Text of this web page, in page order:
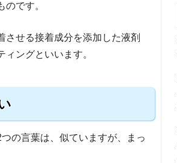
です。
させる接着成分を添加した液剤
ィングといいます。
の言葉は、似ていますが、まっ